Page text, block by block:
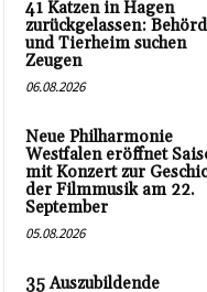
41 Katzen in Hagen
zurückgelassen:
und Tierheim suchen
Zeugen
06.08.2026
Neue Philharmonie
Westfalen eröffnet
mit Konzert zur
der Filmmusik am 22.
September
05.08.2026
35 Auszubildende